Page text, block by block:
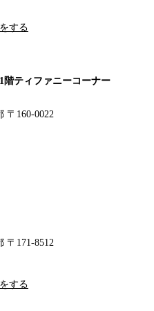
する
階ティファニーコーナー
〒160-0022
〒171-8512
する